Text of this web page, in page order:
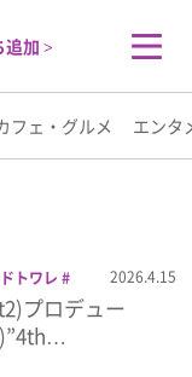
追加 >
フェ・グルメ エンタ
トワレ
ンドクリー
2026.4.15
プロデュー